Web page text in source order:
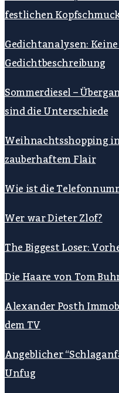
festlichen
Gedichtanalysen:
Gedichtbeschreibung
Sommerdiesel –
sind die Unterschiede
Weihnachtsshopping
zauberhaftem Flair
Wie ist die
Wer war Dieter Zlof?
The Biggest Loser:
Die Haare von Tom
Alexander Posth
dem TV
Angeblicher
Unfug